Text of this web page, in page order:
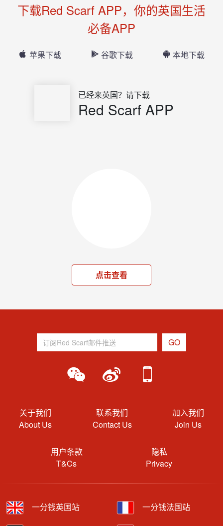
下载Red Scarf APP，你的英国生活
必备APP
苹果下载 谷歌下载 本地下载
已经来英国？请下载
Red Scarf APP
点击查看
关于我们
About Us
联系我们
Contact Us
加入我们
Join Us
用户条款
T&Cs
隐私
Privacy
一分钱英国站 一分钱法国站